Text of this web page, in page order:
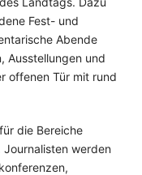
Fest- und
Abende
Ausstellungen und
offenen Tür mit rund
die Bereiche
werden